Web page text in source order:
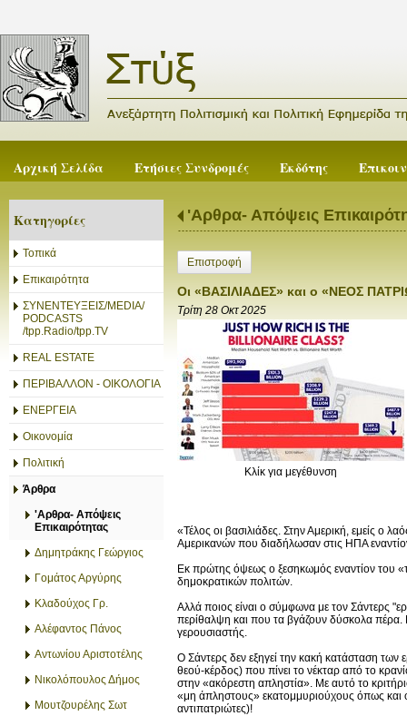
Αρχική Σελίδα Ετήσιες Συνδρομές Εκδότης
Κατηγορίες
Τοπικά
Επικαιρότητα
ΣΥΝΕΝΤΕΥΞΕΙΣ/MEDIA/
PODCASTS
/tpp.Radio/tpp.TV
REAL ESTATE
ΠΕΡΙΒΑΛΛΟΝ - ΟΙΚΟΛΟΓΙΑ
ΕΝΕΡΓΕΙΑ
Οικονομία
Πολιτική
Άρθρα
'Αρθρα- Απόψεις
Επικαιρότητας
Δημητράκης Γεώργιος
Γομάτος Αργύρης
Κλαδούχος Γρ.
Αλέφαντος Πάνος
Αντωνίου Αριστοτέλης
Νικολόπουλος Δήμος
Μουτζουρέλης Σωτ
'Αρθρα- Απόψεις
Επιστροφή
Οι «ΒΑΣΙΛΙΑΔΕΣ» και ο «ΝΕΟΣ
Τρίτη 28 Οκτ 2025
Κλίκ για μεγέθυνση
«Τέλος οι βασιλιάδες. Στην Αμερική, εμείς ο
Αμερικανών που διαδήλωσαν στις ΗΠΑ
Εκ πρώτης όψεως ο ξεσηκωμός εναντίον του
δημοκρατικών πολιτών.
Αλλά ποιος είναι ο σύμφωνα με τον Σάντερς
περίθαλψη και που τα βγάζουν δύσκολα πέρα.
γερουσιαστής.
Ο Σάντερς δεν εξηγεί την κακή κατάσταση των
θεού-κέρδος) που πίνει το νέκταρ από το
στην «ακόρεστη απληστία». Με αυτό το
«μη άπληστους» εκατομμυριούχους όπως και
αντιπατριώτες)!